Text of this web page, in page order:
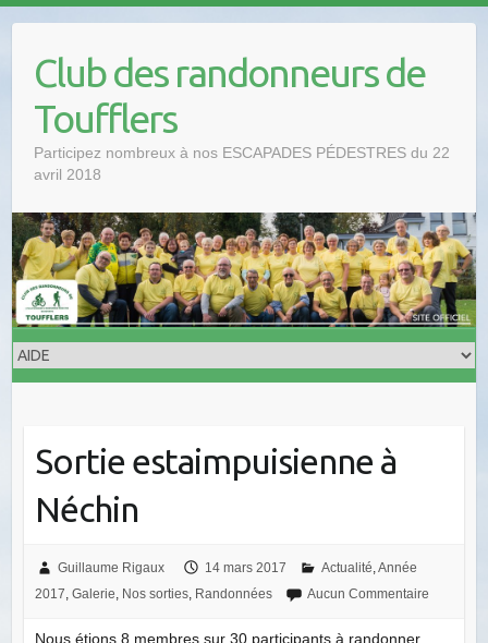
Club des randonneurs de
Toufflers
Participez nombreux à nos ESCAPADES PÉDESTRES du 22
avril 2018
Sortie estaimpuisienne à
Néchin
Guillaume Rigaux 14 mars 2017 Actualité Année
2017 Galerie Nos sorties, Randonnées Aucun Commentaire
Nous étions 8 membres sur 30 participants à randonner